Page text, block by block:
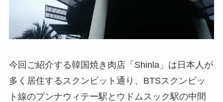
今回ご紹介する韓国焼き肉店「Shinla」は日本人が
多く居住するスクンビット通り、BTSスクンビッ
ト線のプンナウィテー駅とウドムスック駅の中間